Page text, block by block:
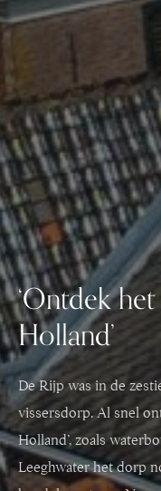
‘Ontdek
Holland’
De Rijp was in de
vissersdorp. Al snel
Holland’, zoals
Leeghwater het dorp